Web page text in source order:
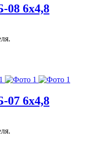
6х4,8
6х4,8